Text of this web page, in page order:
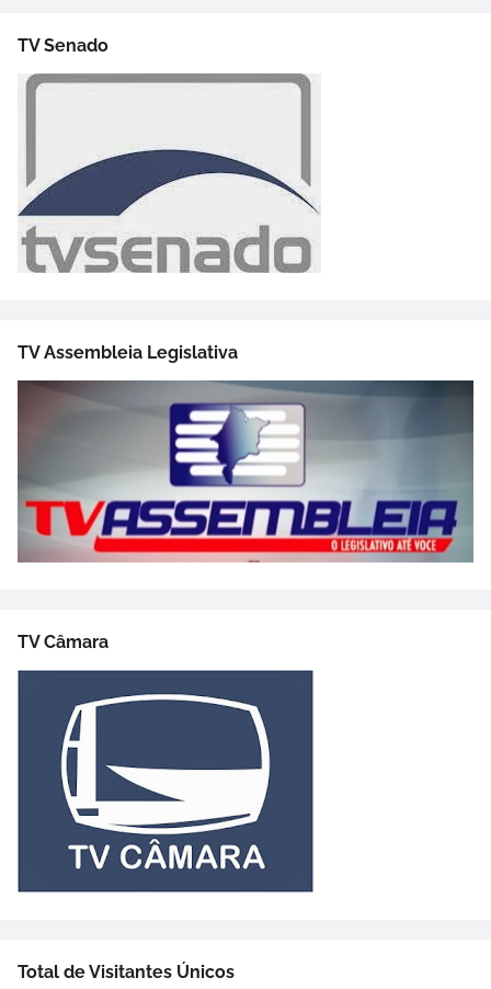
TV Senado
TV Assembleia Legislativa
TV Câmara
Total de Visitantes Únicos